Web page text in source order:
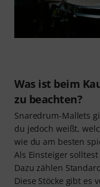
Was ist beim
zu beachten?
Snaredrum-Mallets
du jedoch weißt,
wie du am besten
Als Einsteiger
Dazu zählen
Diese Stöcke gibt es